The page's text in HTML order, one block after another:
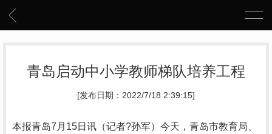
青岛启动中小学教师梯队培养工程
[发布日期：2022/7/18 2:39:15]
本报青岛7月15日讯（记者?孙军）今天，青岛市教育局、